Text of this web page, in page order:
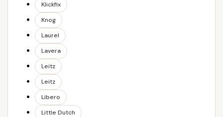
Klickfix
Knog
Laurel
Lavera
Leitz
Leitz
Libero
Little Dutch